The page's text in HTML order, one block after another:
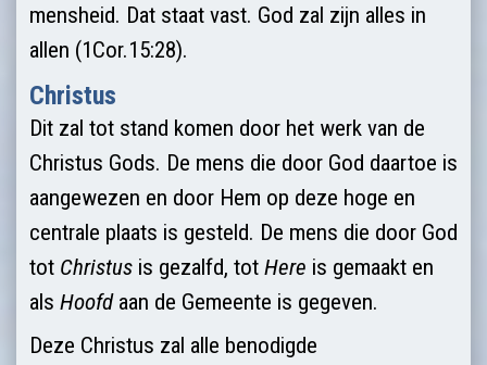
mensheid. Dat staat vast. God zal zijn alles in
allen (1Cor.15:28).
Christus
Dit zal tot stand komen door het werk van de
Christus Gods. De mens die door God daartoe is
aangewezen en door Hem op deze hoge en
centrale plaats is gesteld. De mens die door God
tot Christus is gezalfd, tot Here is gemaakt en
als Hoofdaan de Gemeente is gegeven.
Deze Christus zal alle benodigde